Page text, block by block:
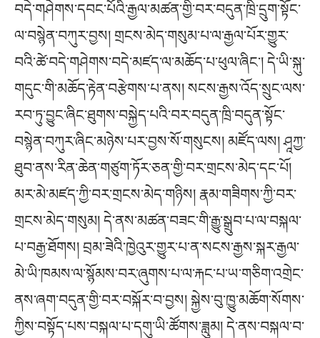
བདེ་གཤེགས་དབང་པོའི་རྒྱལ་མཚན་གྱི་བར་བདུན་ཁྲི་དྲུག་སྟོང་
ལ་བསྙེན་བཀུར་བྱས། གྲངས་མེད་གསུམ་པ་ལ་རྒྱལ་པོར་གྱུར་
བའི་ཚེ་བདེ་གཤེགས་བདེ་མཛད་ལ་མཆོད་པ་ཕུལ་ཞིང་། དེ་ཡི་སྐུ་
གདུང་གི་མཆོད་རྟེན་བརྩེགས་པ་ནས། སངས་རྒྱས་འོད་སྲུང་ལས་
རབ་ཏུ་བྱུང་ཞིང་ཐུགས་བསྐྱེད་པའི་བར་བདུན་ཁྲི་བདུན་སྟོང་
བསྙེན་བཀུར་ཞིང་མཉེས་པར་བྱས་སོ་གསུངས། མཛོད་ལས། ཤཱཀྱ་
ཐུབ་ནས་རིན་ཆེན་གཙུག་ཏོར་ཅན་གྱི་བར་གྲངས་མེད་དང་པོ།
མར་མེ་མཛད་ཀྱི་བར་གྲངས་མེད་གཉིས། རྣམ་གཟིགས་ཀྱི་བར་
གྲངས་མེད་གསུམ། དེ་ནས་མཚན་བཟང་གི་རྒྱུ་སྒྲུབ་པ་ལ་བསྐལ་
པ་བརྒྱ་ཐོགས། བྲམ་ཟེའི་ཁྱེའུར་གྱུར་པ་ན་སངས་རྒྱས་སྐར་རྒྱལ་
མེ་ཡི་ཁམས་ལ་སྙོམས་བར་ཞུགས་པ་ལ་རྐང་པ་ཡ་གཅིག་འགྲེང་
ནས་ཞག་བདུན་གྱི་བར་བསྐོར་བ་བྱས། སྐྱེས་བུ་ཁྱུ་མཆོག་སོགས་
ཀྱིས་བསྟོད་པས་བསྐལ་པ་དགུ་ཡི་ཚོགས་ཟླུམ། དེ་ནས་བསྐལ་བ་